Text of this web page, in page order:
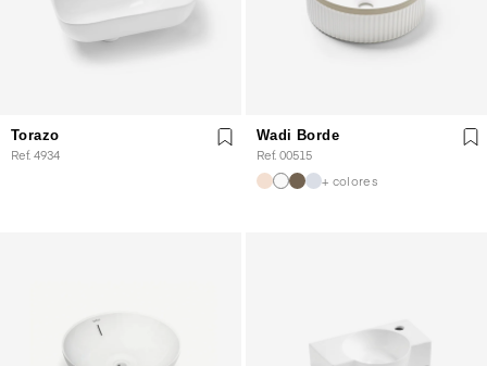
Torazo
Ref. 4934
Wadi Borde
Ref. 00515
+ colores